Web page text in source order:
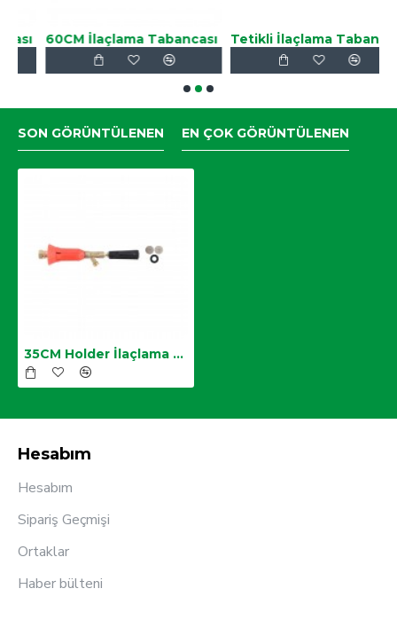
60CM İlaçlama Tabancası Tetikli İlaçlama Tabancası
SON GÖRÜNTÜLENEN EN ÇOK GÖRÜNTÜLENEN
35CM Holder İlaçlama Tabancası
Hesabım
Hesabım
Sipariş Geçmişi
Ortaklar
Haber bülteni